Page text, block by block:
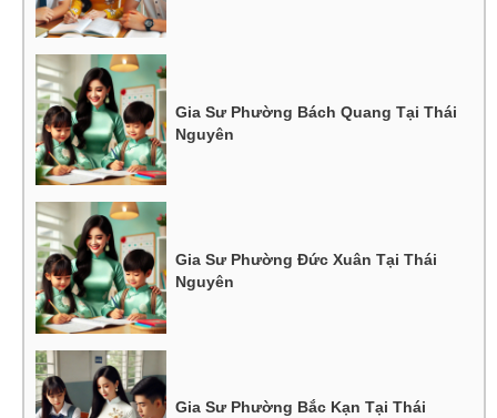
Gia Sư Phường Bách Quang Tại Thái
Nguyên
Gia Sư Phường Đức Xuân Tại Thái
Nguyên
Gia Sư Phường Bắc Kạn Tại Thái